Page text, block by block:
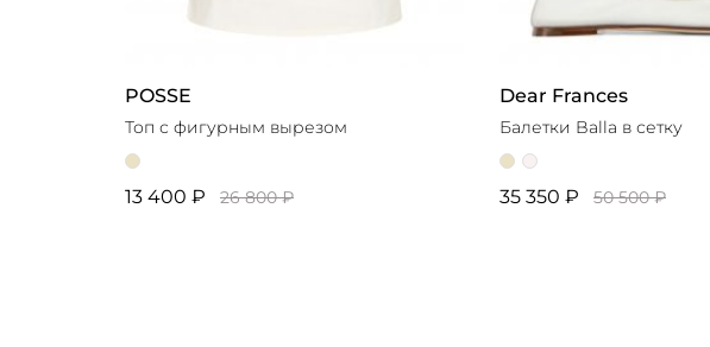
POSSE
Топ с фигурным вырезом
13 400 ₽ 26 800 ₽
Dear Frances
Балетки Balla в сетку
35 350 ₽ 50 500 ₽